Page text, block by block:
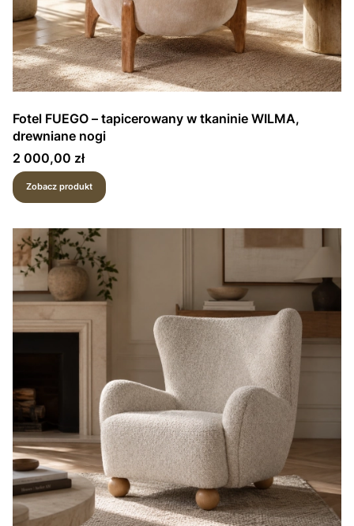
Fotel FUEGO – tapicerowany w tkaninie WILMA,
drewniane nogi
Cena
2 000,00 zł
Zobacz produkt